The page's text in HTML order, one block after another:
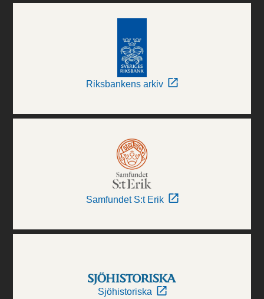
Riksbankens arkiv
Samfundet S:t Erik
Sjöhistoriska